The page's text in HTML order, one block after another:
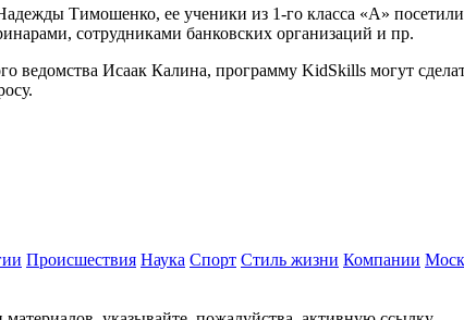
Тимошенко, ее ученики из 1-го класса «А»
сотрудниками банковских организаций и пр.
ведомства Исаак Калина, программу KidSkills могут
Происшествия Наука Спорт Стиль жизни Компании